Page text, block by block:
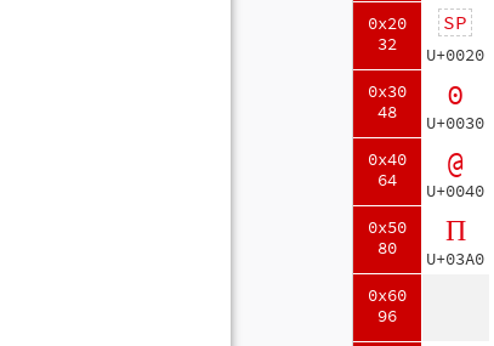
0x20
32
0x30
48
0x40
64
0x50
80
0x60
96
SP
U+0020
0
U+0030
@
U+0040
Π
U+03A0